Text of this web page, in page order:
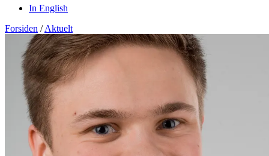
In English
Forsiden / Aktuelt